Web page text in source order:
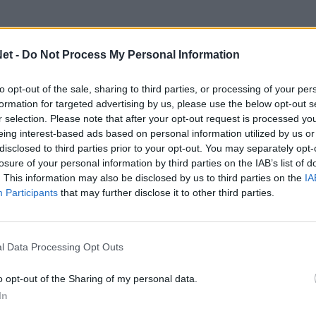
- Do Not Process My Personal Information
opt-out of the sale, sharing to third parties, or processing of your
for targeted advertising by us, please use the below opt-out
selection. Please note that after your opt-out request is processed
interest-based ads based on personal information utilized by us
to third parties prior to your opt-out. You may separately
of your personal information by third parties on the IAB’s list of
This information may also be disclosed by us to third parties on the
Participants that may further disclose it to other third parties.
Data Processing Opt Outs
opt-out of the Sharing of my personal data.
από τον Απρίλιο έως σήμερα,
διαδικασίας που επέλεξε ο κ.
για να παραμείνουν αγκιστρωμένοι στις
των εκλογών τον μοναδικό αντίπαλο
Κάνοντας «λάστιχο» τον εκλογικό
στην ψηφοφορία ομάδων που ήταν
Ακόμα και εκείνων που δικαιώθηκαν
Επιτρέποντας τη συμμετοχή
προϋποθέσεις.
διαδικασίες, τη μη τήρηση νόμων και
ήταν «κάνετε ένσταση». Ολοκλήρωσε με
μια διάτρητη από νομικής και ηθικής
ως αποτέλεσμα να μην εκφραστεί η βούληση